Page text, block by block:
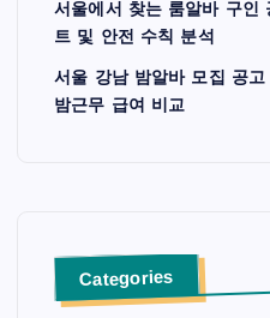
서울에서 찾는 룸알바 구인
트 및 안전 수칙 분석
서울 강남 밤알바 모집 공
밤근무 급여 비교
Categories